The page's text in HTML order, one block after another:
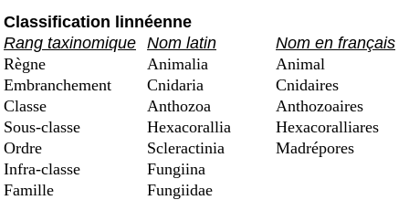
Classification linnéenne
Rang taxinomique Nom latin
Nom en français
Règne
Animalia
Animal
Embranchement
Cnidaria
Cnidaires
Classe
Anthozoa
Anthozoaires
Sous-classe
Hexacorallia
Hexacoralliares
Ordre
Scleractinia
Madrépores
Infra-classe
Fungiina
Famille
Fungiidae